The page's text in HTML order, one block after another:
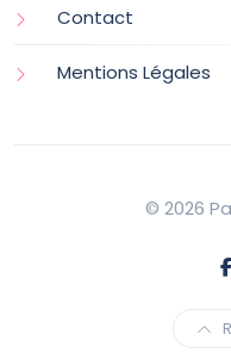
Contact
Mentions Légales
© 2026